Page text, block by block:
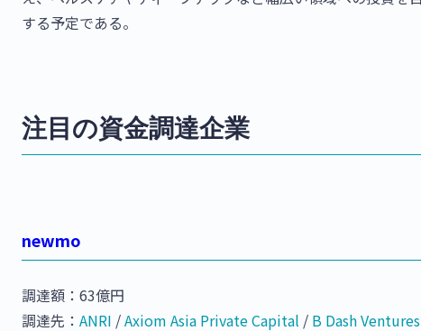
する予定である。
注目の資金調達企業
newmo
調達額：63億円
調達先： ANRI /Axiom Asia Private Capital / B Dash Ventures